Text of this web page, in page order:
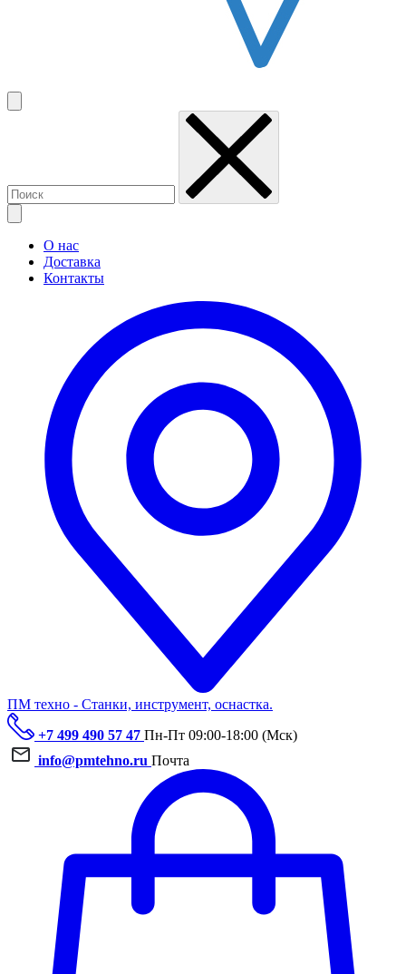
О нас
Доставка
Контакты
ПМ техно - Станки, инструмент, оснастка.
+7 499 490 57 47 Пн-Пт 09:00-18:00 (Мск)
info@pmtehno.ru Почта